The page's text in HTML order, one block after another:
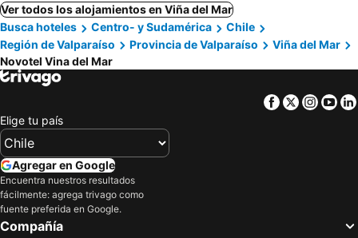
Ver todos los alojamientos en Viña del Mar
Busca hoteles
Centro- y Sudamérica
Chile
Región de Valparaíso
Provincia de Valparaíso
Viña del Mar
Novotel Vina del Mar
Facebook
Twitter
Elige tu país
Agregar en Google
Encuentra nuestros resultados
fácilmente: agrega trivago como
fuente preferida en Google.
Compañía